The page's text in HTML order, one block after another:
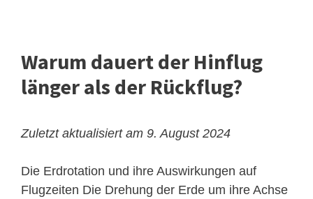
Warum dauert der Hinflug
länger als der Rückflug?
Zuletzt aktualisiert am 9. August 2024
Die Erdrotation und ihre Auswirkungen auf
Flugzeiten Die Drehung der Erde um ihre Achse